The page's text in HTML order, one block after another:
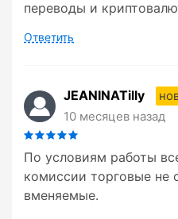
переводы и
Ответить
JEANINATilly
10 месяцев назад
По условиям работы
комиссии торговые не
вменяемые.